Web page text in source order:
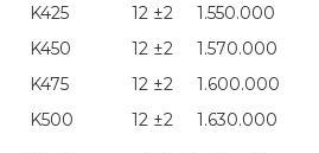
K425
12 ±2 1.550.000
K450
12 ±2 1.570.000
K475
12 ±2 1.600.000
K500
12 ±2 1.630.000